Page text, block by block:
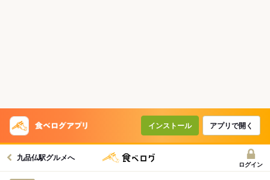
インストール アプリで開く
九品仏駅グルメへ
ログイン